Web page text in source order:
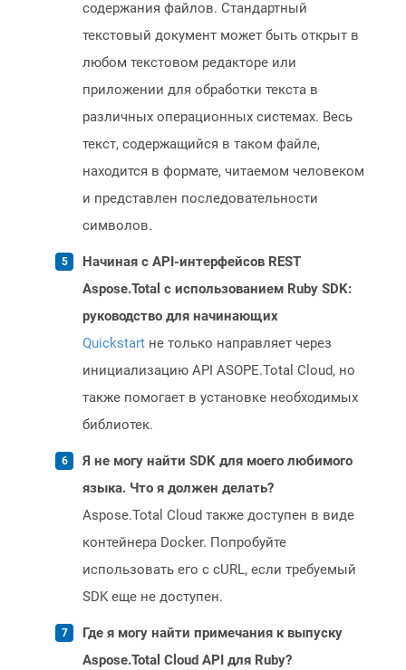
содержания файлов. Стандартный
текстовый документ может быть открыт в
любом текстовом редакторе или
приложении для обработки текста в
различных операционных системах. Весь
текст, содержащийся в таком файле,
находится в формате, читаемом человеком
и представлен последовательности
символов.
Начиная с API-интерфейсов REST
Aspose.Total с использованием Ruby SDK:
руководство для начинающих
Quickstart не только направляет через
инициализацию API ASOPE.Total Cloud, но
также помогает в установке необходимых
библиотек.
Я не могу найти SDK для моего любимого
языка. Что я должен делать?
Aspose.Total Cloud также доступен в виде
контейнера Docker. Попробуйте
использовать его с cURL, если требуемый
SDK еще не доступен.
Где я могу найти примечания к выпуску
Aspose.Total Cloud API для Ruby?